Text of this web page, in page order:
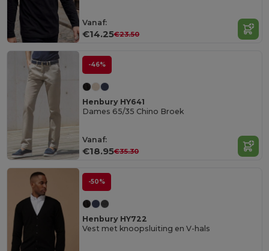
Vanaf:
€14.25€23.50
-46%
Henbury HY641
Dames 65/35 Chino Broek
Vanaf:
€18.95€35.30
-50%
Henbury HY722
Vest met knoopsluiting en V-hals